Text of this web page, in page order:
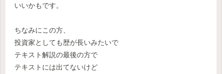
いいかもです。
ちなみにこの方、
投資家としても歴が長いみたいで
テキスト解説の最後の方で
テキストには出てないけど